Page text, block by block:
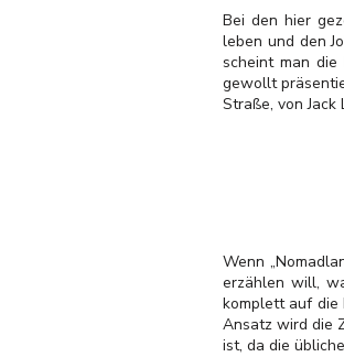
Bei den hier
leben und den
scheint man
gewollt
Straße, von Jack
Wenn
erzählen will,
komplett auf die
Ansatz wird die
ist, da die